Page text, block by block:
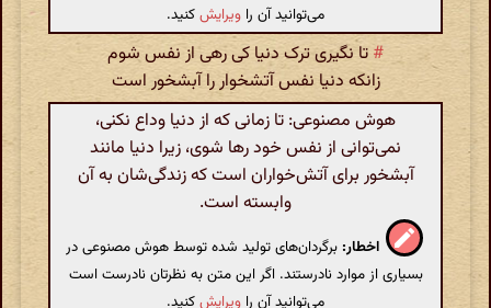
می‌توانید آن را ویرایشکنید.
# تا نگیری ترک دنیا کی رهی از نفس شوم
زانکه دنیا نفس آتشخوار را آبشخور است
هوش مصنوعی: تا زمانی که از دنیا وداع نکنی،
نمی‌توانی از نفس خود رها شوی، زیرا دنیا مانند
آبشخور برای آتش‌خواران است که زندگی‌شان به آن
وابسته است.
اخطار: برگردان‌های تولید شده توسط هوش مصنوعی در
بسیاری از موارد نادرستند. اگر این متن به نظرتان نادرست است
می‌توانید آن را ویرایشکنید.